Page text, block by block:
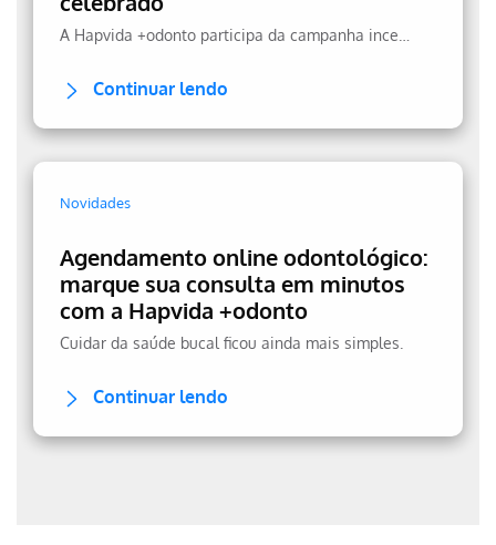
Continuar lendo
Novidades
Agendamento online odontológico:
marque sua consulta em minutos
com a Hapvida +odonto
Cuidar da saúde bucal ficou ainda mais simples.
Continuar lendo